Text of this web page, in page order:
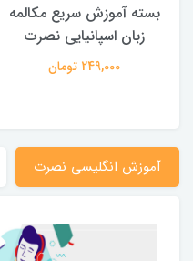
بسته آموزش سریع مکالمه
زبان اسپانیایی نصرت
249,000 تومان
آموزش انگلیسی نصرت